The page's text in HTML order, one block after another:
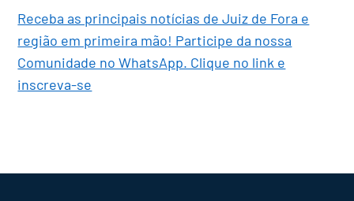
Receba as principais notícias de Juiz de Fora e
região em primeira mão! Participe da nossa
Comunidade no WhatsApp. Clique no link e
inscreva-se